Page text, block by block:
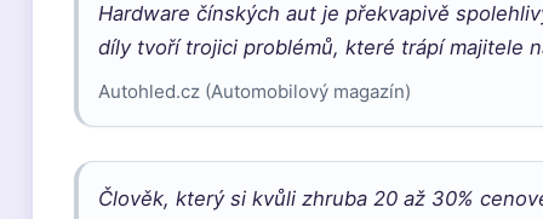
Hardware čínských aut je překvapivě
díly tvoří trojici problémů, které trápí majitele
Autohled.cz (Automobilový magazín)
Člověk, který si kvůli zhruba 20 až 30%